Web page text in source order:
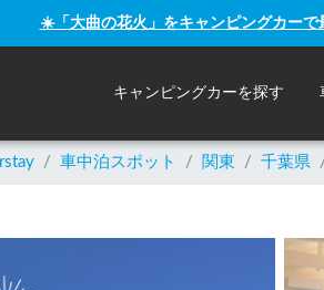
☀️「大曲の花火」をキャンピングカーで
キャンピングカーを探す
/ 車中泊スポット / 関東 / 千葉県